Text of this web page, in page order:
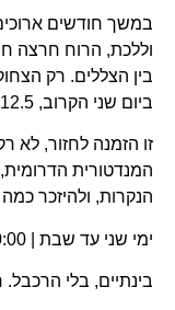
במשך חודשים
וללכת, הרוח חרצה
בין הצללים. רק הצחוק,
ביום שני הקרוב, 12.5, השקט הזה ייפרם.
זו הזמנה לחזור, לא
המנדטורית הדרומית,
הנקרות, ולהיזכר כמה
ימי שני עד שבת | 10:00–17:00
בינתיים, בלי הרכבל.